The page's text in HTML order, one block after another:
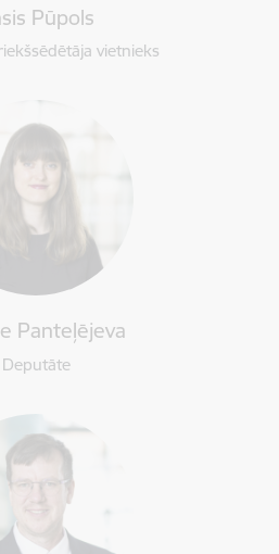
Pūpols
vietnieks
Panteļējeva
Deputāte